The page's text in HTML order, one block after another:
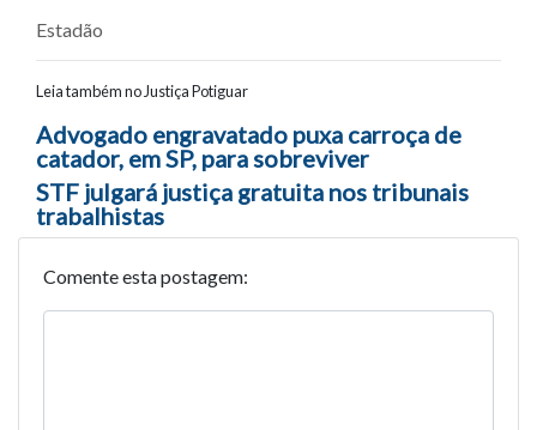
Estadão
Leia também no Justiça Potiguar
Navegação entre posts
Advogado engravatado puxa carroça de
catador, em SP, para sobreviver
STF julgará justiça gratuita nos tribunais
trabalhistas
Comente esta postagem: